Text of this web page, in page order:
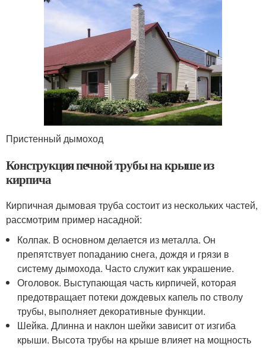
Пристенный дымоход
Конструкция печной трубы на крыше из
кирпича
Кирпичная дымовая труба состоит из нескольких частей,
рассмотрим пример насадной:
Колпак. В основном делается из металла. Он
препятствует попаданию снега, дождя и грязи в
систему дымохода. Часто служит как украшение.
Оголовок. Выступающая часть кирпичей, которая
предотвращает потеки дождевых капель по стволу
трубы, выполняет декоративные функции.
Шейка. Длинна и наклон шейки зависит от изгиба
крыши. Высота трубы на крыше влияет на мощность